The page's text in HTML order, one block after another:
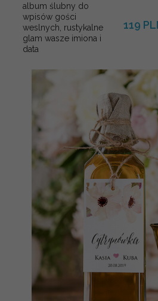
album ślubny do
wpisów gości
weslnych, rustykalne
glam wasze imiona i
data
119